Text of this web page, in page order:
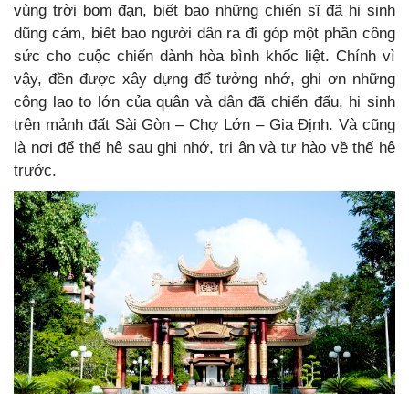
vùng trời bom đạn, biết bao những chiến sĩ đã hi sinh
dũng cảm, biết bao người dân ra đi góp một phần công
sức cho cuộc chiến dành hòa bình khốc liệt. Chính vì
vậy, đền được xây dựng để tưởng nhớ, ghi ơn những
công lao to lớn của quân và dân đã chiến đấu, hi sinh
trên mảnh đất Sài Gòn – Chợ Lớn – Gia Định. Và cũng
là nơi để thế hệ sau ghi nhớ, tri ân và tự hào về thế hệ
trước.